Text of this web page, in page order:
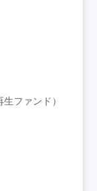
ファンド）